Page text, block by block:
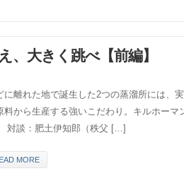
、大きく跳べ【前編】
に離れた地で誕生した2つの蒸溜所には、
料から生産する強いこだわり。キルホー
対談：肥土伊知郎（秩父 […]
MORE